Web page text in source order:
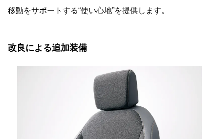
移動をサポートする“使い心地”を提供します。
改良による追加装備